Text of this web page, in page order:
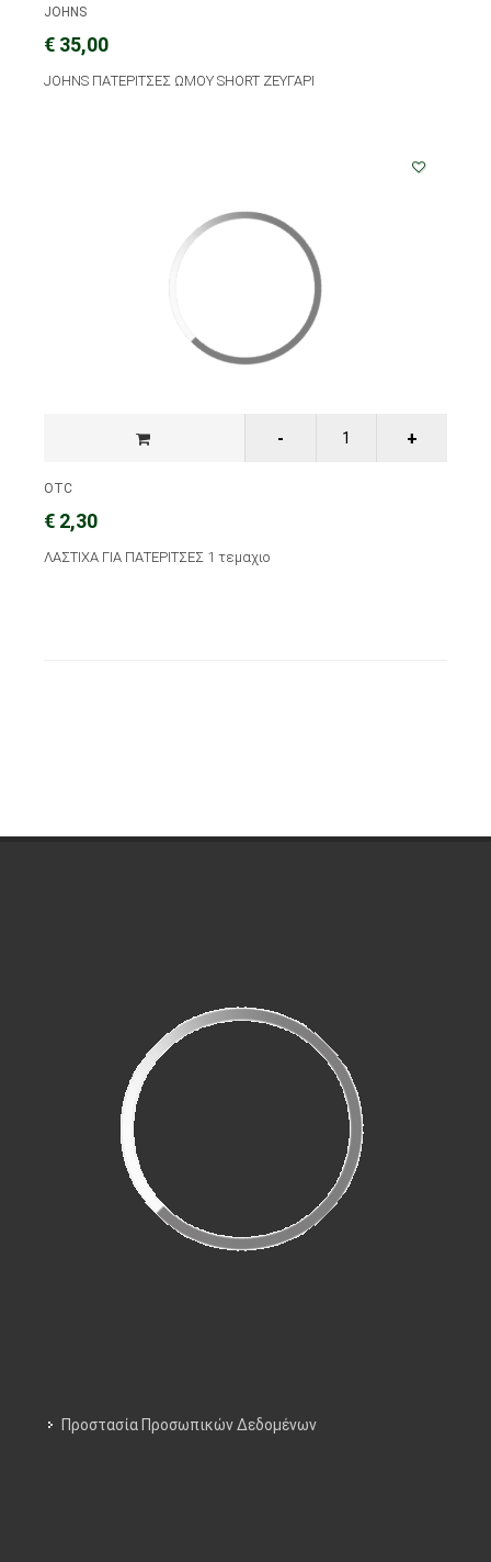
JOHNS
€ 35,00
JOHNS ΠΑΤΕΡΙΤΣΕΣ ΩΜΟΥ SHORT ΖΕΥΓΑΡΙ
OTC
€ 2,30
ΛΑΣΤΙΧΑ ΓΙΑ ΠΑΤΕΡΙΤΣΕΣ 1 τεμαχιο
Προστασία Προσωπικών Δεδομένων